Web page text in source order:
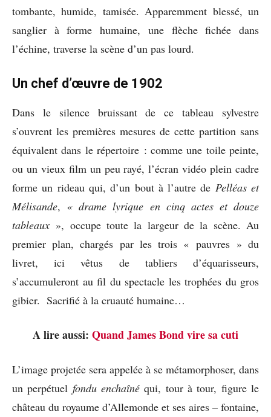
tombante, humide, tamisée. Apparemment blessé, un
sanglier à forme humaine, une flèche fichée dans
l’échine, traverse la scène d’un pas lourd.
Un chef d’œuvre de 1902
Dans le silence bruissant de ce tableau sylvestre
s’ouvrent les premières mesures de cette partition sans
équivalent dans le répertoire : comme une toile peinte,
ou un vieux film un peu rayé, l’écran vidéo plein cadre
forme un rideau qui, d’un bout à l’autre de Pelléas et
Mélisande, « drame lyrique en cinq actes et douze
tableaux », occupe toute la largeur de la scène. Au
premier plan, chargés par les trois « pauvres » du
livret, ici vêtus de tabliers d’équarisseurs,
s’accumuleront au fil du spectacle les trophées du gros
gibier. Sacrifié à la cruauté humaine…
A lire aussi: Quand James Bond vire sa cuti
L’image projetée sera appelée à se métamorphoser, dans
un perpétuel fondu enchaîné qui, tour à tour, figure le
château du royaume d’Allemonde et ses aires – fontaine,